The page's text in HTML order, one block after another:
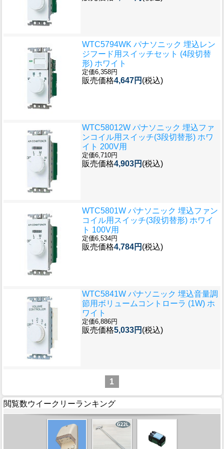
WTC5794WK パナソニック 埋込レン
ジフード用スイッチセット (4段切替
形) ホワイト
定価6,358円
販売価格4,647円 (税込)
WTC58012W パナソニック 埋込ファ
ンコイル用スイッチ(3段切替形) ホワ
イト 200V用
定価6,710円
販売価格4,903円 (税込)
WTC5801W パナソニック 埋込ファン
コイル用スイッチ(3段切替形) ホワイ
ト 100V用
定価6,534円
販売価格4,784円 (税込)
WTC5841W パナソニック 埋込音量調
節用ボリュームコントローラ (1W) ホ
ワイト
定価6,886円
販売価格5,033円 (税込)
1
閲覧数ウイークリーランキング